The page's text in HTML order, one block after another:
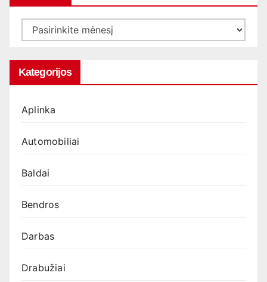
Archyvas
Kategorijos
Aplinka
Automobiliai
Baldai
Bendros
Darbas
Drabužiai